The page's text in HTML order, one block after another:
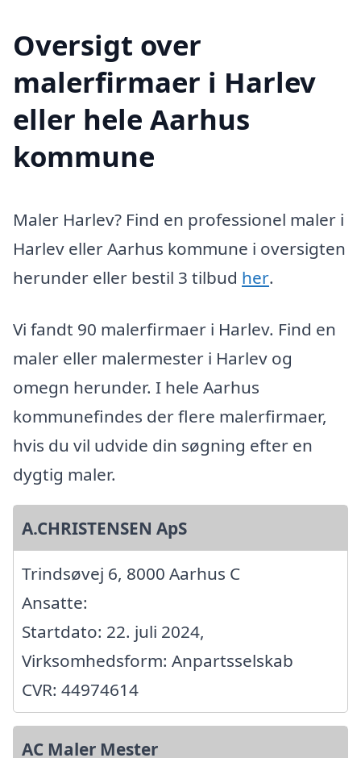
Oversigt over
malerfirmaer i Harlev
eller hele Aarhus
kommune
Maler Harlev? Find en professionel maler i
Harlev eller Aarhus kommune i oversigten
herunder eller bestil 3 tilbud her.
Vi fandt 90 malerfirmaer i Harlev. Find en
maler eller malermester i Harlev og
omegn herunder. I hele Aarhus
kommunefindes der flere malerfirmaer,
hvis du vil udvide din søgning efter en
dygtig maler.
A.CHRISTENSEN ApS
Trindsøvej 6, 8000 Aarhus C
Ansatte:
Startdato: 22. juli 2024,
Virksomhedsform: Anpartsselskab
CVR: 44974614
AC Maler Mester